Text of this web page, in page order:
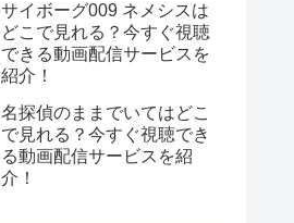
サイボーグ009 ネメシスは
どこで見れる？今すぐ視聴
できる動画配信サービスを
紹介！
名探偵のままでいてはどこ
で見れる？今すぐ視聴でき
る動画配信サービスを紹
介！